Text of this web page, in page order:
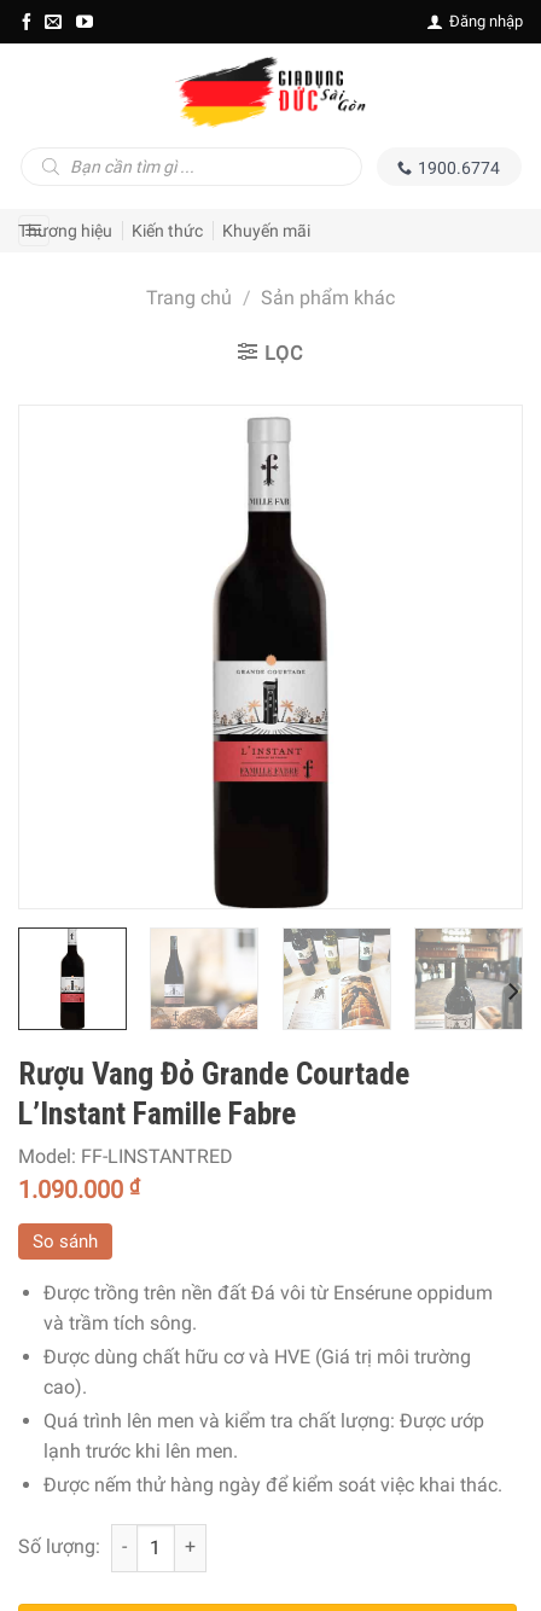
Skip
to
Đăng nhập
kiếm
1900.6774
Thương hiệu Kiến thức Khuyến mãi
Trang chủ / Sản phẩm khác
LỌC
Rượu Vang Đỏ Grande Courtade
L’Instant Famille Fabre
Model: FF-LINSTANTRED
1.090.000 ₫
So sánh
Được trồng trên nền đất Đá vôi từ Ensérune oppidum
và trầm tích sông.
Được dùng chất hữu cơ và HVE (Giá trị môi trường
cao).
Quá trình lên men và kiểm tra chất lượng: Được ướp
lạnh trước khi lên men.
Được nếm thử hàng ngày để kiểm soát việc khai thác.
Số lượng: Rượu Vang Đỏ Grande Courtade L'Instant Famille Fabre